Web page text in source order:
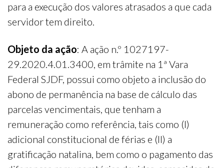
para a execução dos valores atrasados a que cada
servidor tem direito.
Objeto da ação: A ação n.º 1027197-
29.2020.4.01.3400, em trâmite na 1ª Vara
Federal SJDF, possui como objeto a inclusão do
abono de permanência na base de cálculo das
parcelas vencimentais, que tenham a
remuneração como referência, tais como (I)
adicional constitucional de férias e (II) a
gratificação natalina, bem como o pagamento das